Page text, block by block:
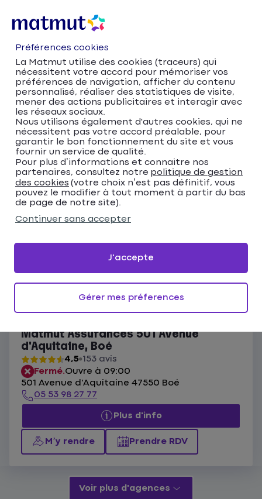
Accueil
Trouver votre agence Matmut
Nouvelle-Aquitaine
Lot-et-Garonne
Trouver votre agence
Matmut
Veuillez renseigner une adresse
Me localiser
Ouvert actuellement
Les agences Matmut Boé
Carte
Matmut Assurances 501 Avenue
d'Aquitaine, Boé
4,5 153 avis
Fermé.Ouvre à 09:00
501 Avenue d'Aquitaine 47550 Boé
05 53 98 27 77
Plus d'info
M’y rendre Prendre RDV
Voir plus d'agences
Préférences cookies
La Matmut utilise des cookies (traceurs) qui
nécessitent votre accord pour mémoriser vos
préférences de navigation, afficher du contenu
personnalisé, réaliser des statistiques de visite,
mener des actions publicitaires et interagir avec
les réseaux sociaux.
Nous utilisons également d'autres cookies, qui ne
nécessitent pas votre accord préalable, pour
garantir le bon fonctionnement du site et vous
fournir un service de qualité.
Pour plus d’informations et connaitre nos
partenaires, consultez notre politique de gestion
des cookies (votre choix n’est pas définitif, vous
pouvez le modifier à tout moment à partir du bas
de page de notre site).
Continuer sans accepter
Gérer mes préferences
J'accepte